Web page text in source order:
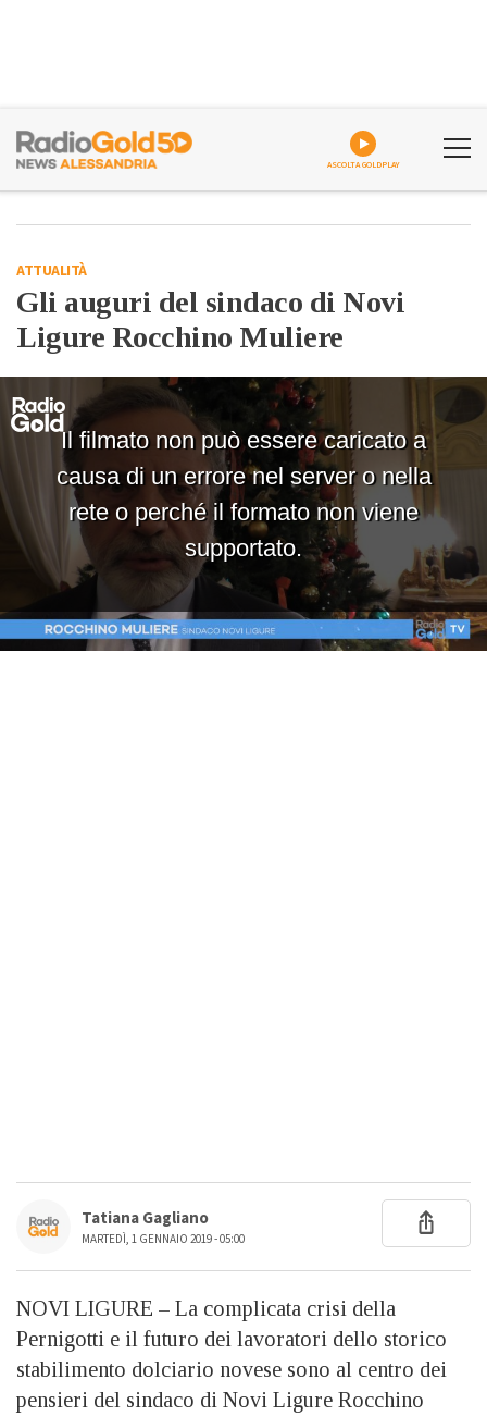
ASCOLTA GOLDPLAY
ATTUALITÀ
Gli auguri del sindaco di Novi
Ligure Rocchino Muliere
Tatiana Gagliano
MARTEDÌ, 1 GENNAIO 2019 - 05:00
NOVI LIGURE – La complicata crisi della
Pernigotti e il futuro dei lavoratori dello storico
stabilimento dolciario novese sono al centro dei
pensieri del sindaco di Novi Ligure Rocchino